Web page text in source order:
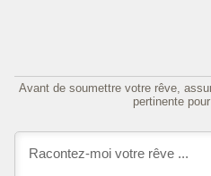
Avant de soumettre votre rêve,
pertinente